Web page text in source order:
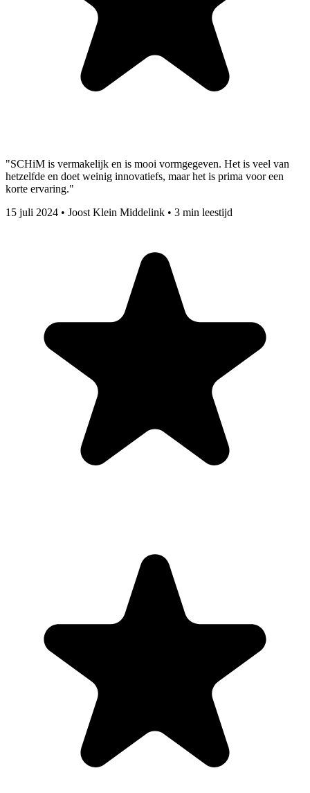
"SCHiM is vermakelijk en is mooi vormgegeven. Het is veel van
hetzelfde en doet weinig innovatiefs, maar het is prima voor een
korte ervaring."
15 juli 2024 • Joost Klein Middelink • 3 min leestijd